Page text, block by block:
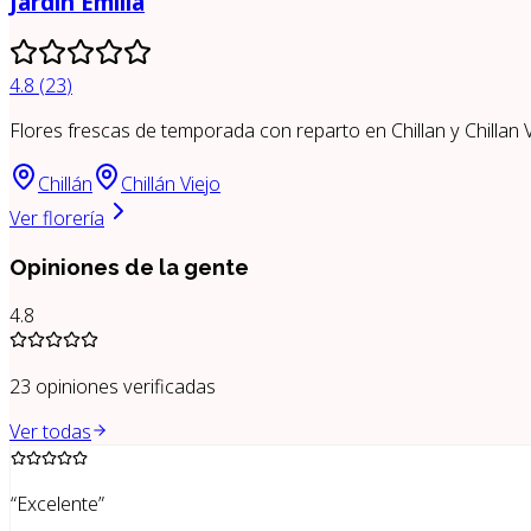
4.8 (23)
Flores frescas de temporada con reparto en Chillan y Chillan
Chillán
Chillán Viejo
Ver florería
Opiniones de la gente
4.8
23 opiniones verificadas
Ver todas
“Excelente”